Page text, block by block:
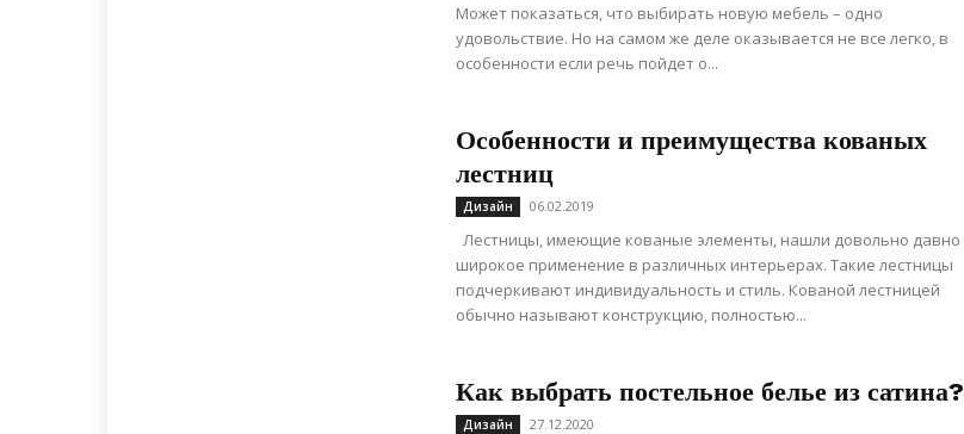
Может показаться, что выбирать новую мебель – одно
удовольствие. Но на самом же деле оказывается не все легко, в
особенности если речь пойдет о...
Особенности и преимущества кованых
лестниц
Дизайн 06.02.2019
Лестницы, имеющие кованые элементы, нашли довольно давно
широкое применение в различных интерьерах. Такие лестницы
подчеркивают индивидуальность и стиль. Кованой лестницей
обычно называют конструкцию, полностью...
Как выбрать постельное белье из сатина?
Дизайн 27.12.2020